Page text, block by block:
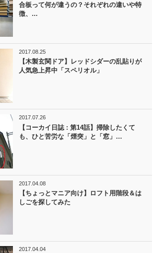
合板って何が違うの？それぞれの違いや特
徴、...
2017.08.25
【木製玄関ドア】レッドシダーの乱貼りが
人気急上昇中「スペリオル」
2017.07.26
【コーカイ日誌 : 第14話】掃除したくて
も、ひと苦労な「煙突」と「窓」…
2017.04.08
【ちょっとマニア向け】ロフト用階段＆は
しごを探してみた
2017.04.04